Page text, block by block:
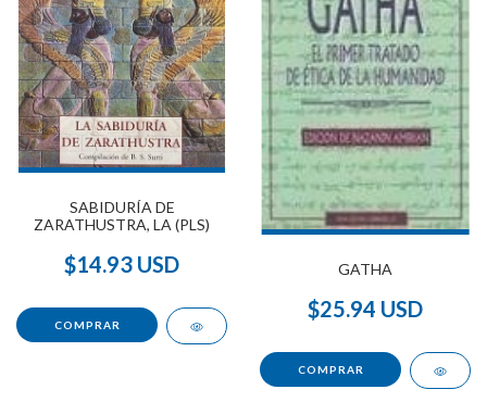
SABIDURÍA DE
ZARATHUSTRA, LA (PLS)
$14.93 USD GATHA
$25.94 USD